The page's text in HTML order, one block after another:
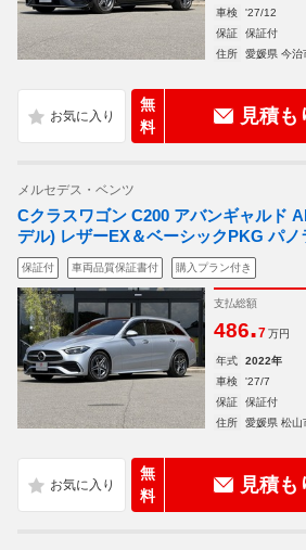
車検
'27/12
保証
保証付
住所
愛媛県 今治
無
料
見積も
メルセデス・ベンツ
Cクラスワゴン C200 アバンギャルド
デル) レザーEX＆ベーシックPKG パノ
保証付 車両品質保証書付 購入プラン付き
支払総額
486.7 万円
年式 2022年
車検
'27/7
保証
保証付
住所
愛媛県 松山
無
料
見積も